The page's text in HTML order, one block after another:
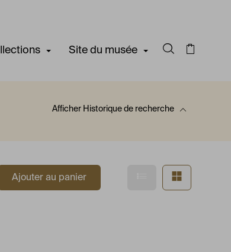
Site du musée
Rechercher
Panier
AfficherHistorique de recherche
Ajouter au panier Afficher en mode